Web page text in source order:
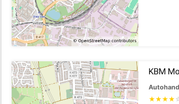
KBM
★★★★